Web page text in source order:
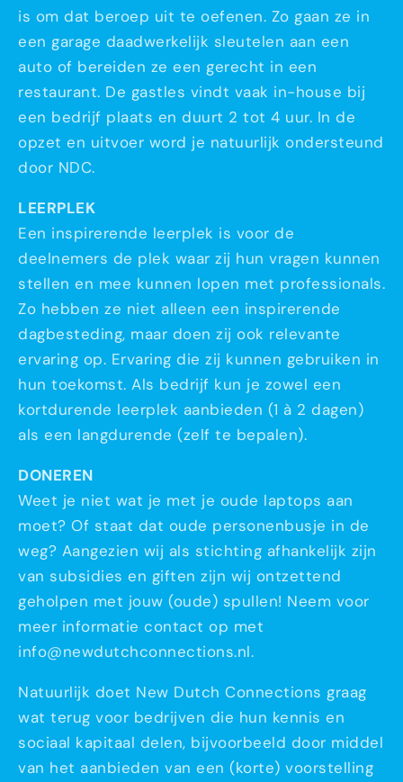
is om dat beroep uit te oefenen. Zo gaan ze in
een garage daadwerkelijk sleutelen aan een
auto of bereiden ze een gerecht in een
restaurant. De gastles vindt vaak in-house bij
een bedrijf plaats en duurt 2 tot 4 uur. In de
opzet en uitvoer word je natuurlijk ondersteund
door NDC.
LEERPLEK
Een inspirerende leerplek is voor de
deelnemers de plek waar zij hun vragen kunnen
stellen en mee kunnen lopen met professionals.
Zo hebben ze niet alleen een inspirerende
dagbesteding, maar doen zij ook relevante
ervaring op. Ervaring die zij kunnen gebruiken in
hun toekomst. Als bedrijf kun je zowel een
kortdurende leerplek aanbieden (1 à 2 dagen)
als een langdurende (zelf te bepalen).
DONEREN
Weet je niet wat je met je oude laptops aan
moet? Of staat dat oude personenbusje in de
weg? Aangezien wij als stichting afhankelijk zijn
van subsidies en giften zijn wij ontzettend
geholpen met jouw (oude) spullen! Neem voor
meer informatie contact op met
info@newdutchconnections.nl.
Natuurlijk doet New Dutch Connections graag
wat terug voor bedrijven die hun kennis en
sociaal kapitaal delen, bijvoorbeeld door middel
van het aanbieden van een (korte) voorstelling